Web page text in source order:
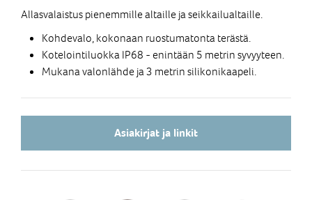
Allasvalaistus pienemmille altaille ja seikkailualtaille.
Kohdevalo, kokonaan ruostumatonta terästä.
Kotelointiluokka IP68 - enintään 5 metrin syvyyteen.
Mukana valonlähde ja 3 metrin silikonikaapeli.
Asiakirjat ja linkit